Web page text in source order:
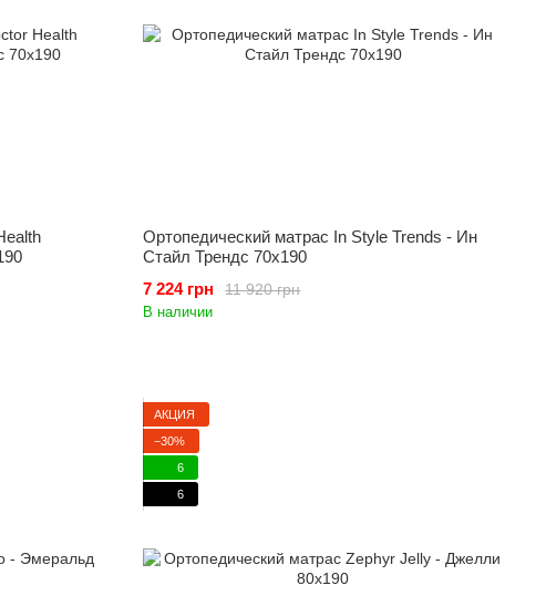
Ортопедический матрас In Style Trends - Ин
Стайл Трендс 70x190
11 920 грн
7 224 грн
В наличии
АКЦИЯ
−30%
6
6